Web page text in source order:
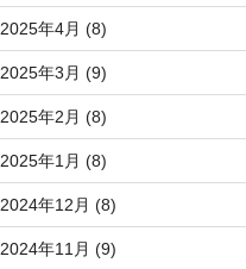
2025年4月 (8)
2025年3月 (9)
2025年2月 (8)
2025年1月 (8)
2024年12月 (8)
2024年11月 (9)